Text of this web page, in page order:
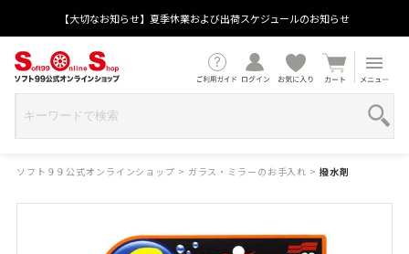
【大切なお知らせ】夏季休業および出荷スケジュールのお知らせ
ソフト９９公式オンラインショップ > ガラス・ミラーのお手入れ > 撥水剤